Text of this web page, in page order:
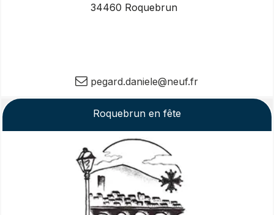
34460 Roquebrun
pegard.daniele@neuf.fr
Roquebrun en fête